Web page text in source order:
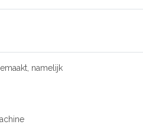
namelijk